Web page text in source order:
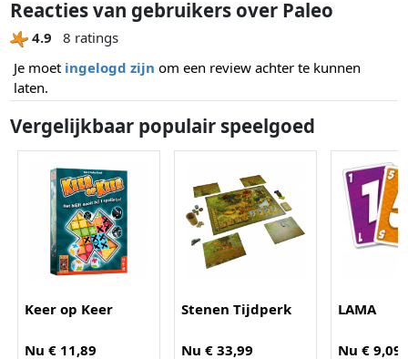
Reacties van gebruikers over Paleo
4.9
8 ratings
Je moet ingelogd zijn om een review achter te kunnen
laten.
Vergelijkbaar populair speelgoed
Keer op Keer
Nu € 11,89
Stenen Tijdperk
Nu € 33,99
LAMA
Nu € 9,09